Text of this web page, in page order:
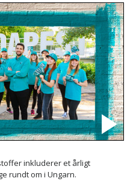
inkluderer et årligt
rundt om i Ungarn.